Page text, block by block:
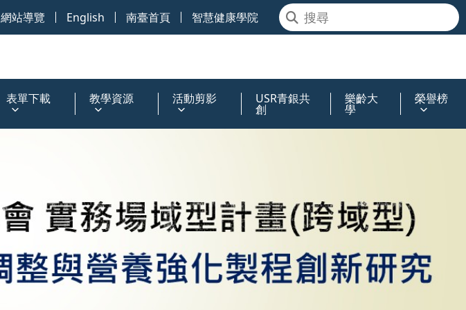
網站導覽 English 南臺首頁 智慧健康學院
表單下載 教學資源 活動剪影 USR青銀共
創
樂齡大
學
榮譽榜